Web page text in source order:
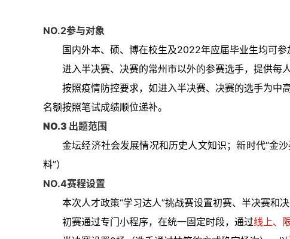
NO.2参与对象
国内外本、硕、博在校生及2022年应届毕业生均可
进入半决赛、决赛的常州市以外的参赛选手，提供每
按照疫情防控要求，如进入半决赛、决赛的选手为中
名额按照笔试成绩顺位递补。
NO.3 出题范围
金坛经济社会发展情况和历史人文知识；新时代“金
料”）
NO.4赛程设置
本次人才政策“学习达人”挑战赛设置初赛、半决赛和决
初赛通过专门小程序，在统一固定时段，通过线上、